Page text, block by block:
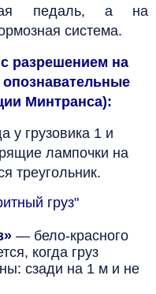
педаль, а на
система.
разрешением на
опознавательные
Минтранса):
у грузовика 1 и
лампочки на
треугольник.
груз"
— бело-красного
когда груз
сзади на 1 м и не